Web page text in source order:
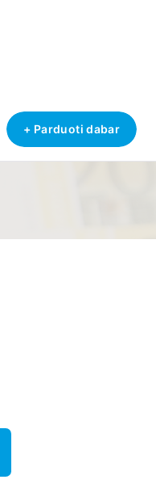
+ Parduoti dabar